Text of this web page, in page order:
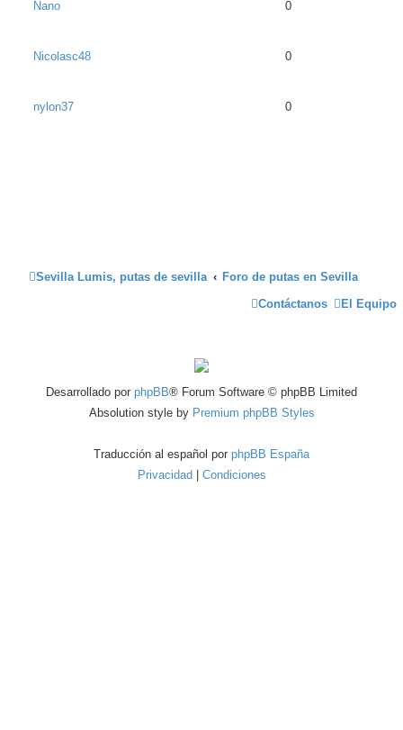
Nano 0
Nicolasc48 0
nylon37 0
Sevilla Lumis, putas de sevilla
Foro de putas en Sevilla
El Equipo
Contáctanos
Desarrollado por phpBB® Forum Software © phpBB Limited
Absolution style by Premium phpBB Styles
Traducción al español por phpBB España
Privacidad
Condiciones